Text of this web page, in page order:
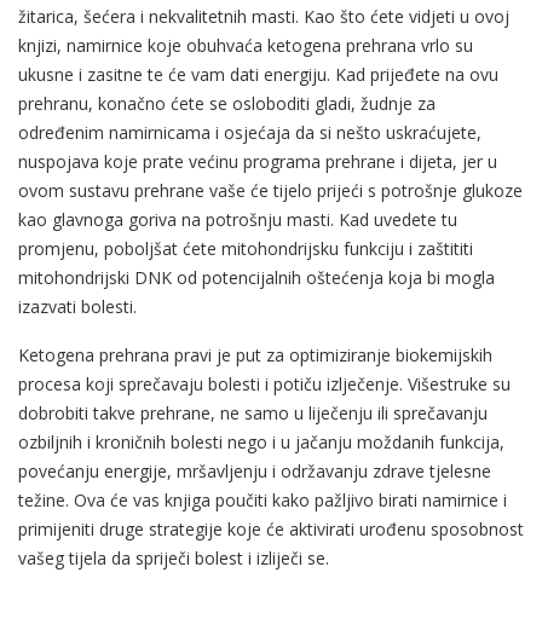
žitarica, šećera i nekvalitetnih masti. Kao što ćete vidjeti u ovoj
knjizi, namirnice koje obuhvaća ketogena prehrana vrlo su
ukusne i zasitne te će vam dati energiju. Kad prijeđete na ovu
prehranu, konačno ćete se osloboditi gladi, žudnje za
određenim namirnicama i osjećaja da si nešto uskraćujete,
nuspojava koje prate većinu programa prehrane i dijeta, jer u
ovom sustavu prehrane vaše će tijelo prijeći s potrošnje glukoze
kao glavnoga goriva na potrošnju masti. Kad uvedete tu
promjenu, poboljšat ćete mitohondrijsku funkciju i zaštititi
mitohondrijski DNK od potencijalnih oštećenja koja bi mogla
izazvati bolesti.
Ketogena prehrana pravi je put za optimiziranje biokemijskih
procesa koji sprečavaju bolesti i potiču izlječenje. Višestruke su
dobrobiti takve prehrane, ne samo u liječenju ili sprečavanju
ozbiljnih i kroničnih bolesti nego i u jačanju moždanih funkcija,
povećanju energije, mršavljenju i održavanju zdrave tjelesne
težine. Ova će vas knjiga poučiti kako pažljivo birati namirnice i
primijeniti druge strategije koje će aktivirati urođenu sposobnost
vašeg tijela da spriječi bolest i izliječi se.